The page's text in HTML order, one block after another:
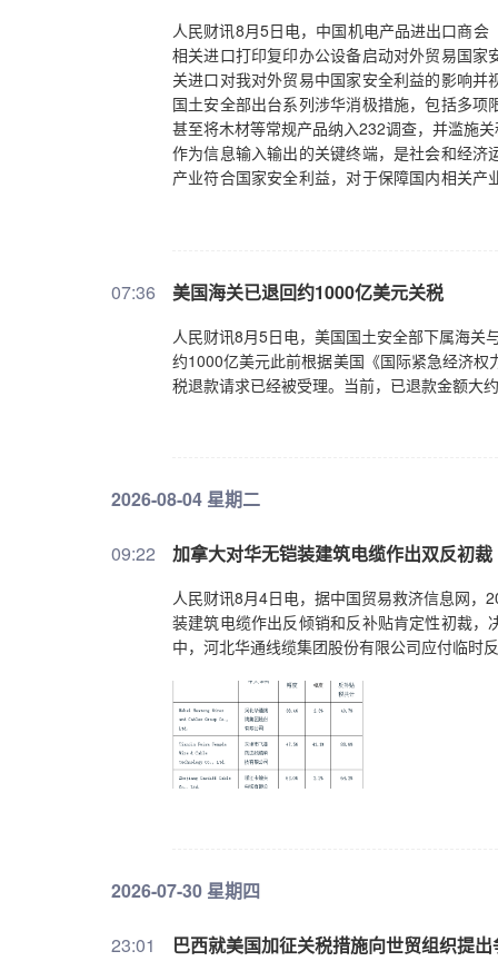
人民财讯8月5日电，中国机电产品进出口商
相关进口打印复印办公设备启动对外贸易国
关进口对我对外贸易中国家安全利益的影响
国土安全部出台系列涉华消极措施，包括多
甚至将木材等常规产品纳入232调查，并滥施
作为信息输入输出的关键终端，是社会和经
产业符合国家安全利益，对于保障国内相关
07:36 美国海关已退回约1000亿美元关税
人民财讯8月5日电，美国国土安全部下属海关
约1000亿美元此前根据美国《国际紧急经济
税退款请求已经被受理。当前，已退款金额大
2026-08-04 星期二
09:22 加拿大对华无铠装建筑电缆作出双反初裁
人民财讯8月4日电，据中国贸易救济信息网，
装建筑电缆作出反倾销和反补贴肯定性初裁
中，河北华通线缆集团股份有限公司应付临时
2026-07-30 星期四
23:01 巴西就美国加征关税措施向世贸组织提